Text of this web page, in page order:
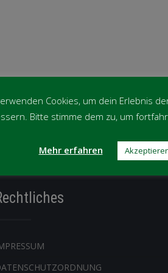
Cookies, um dein Erlebnis
Bitte stimme dem zu, um
Mehr erfahren